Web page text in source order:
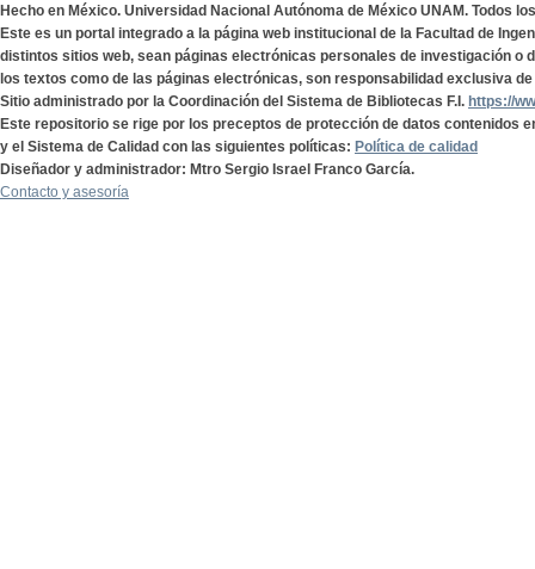
Hecho en México. Universidad Nacional Autónoma de México UNAM. Todos
Este es un portal integrado a la página web institucional de la Facultad de
distintos sitios web, sean páginas electrónicas personales de investigación o
los textos como de las páginas electrónicas, son responsabilidad exclusiva
Sitio administrado por la Coordinación del Sistema de Bibliotecas F.I. https://
Este repositorio se rige por los preceptos de protección de datos contenidos
y el Sistema de Calidad con las siguientes políticas: Política de calidad
Diseñador y administrador: Mtro Sergio Israel Franco García.
Contacto y asesoría